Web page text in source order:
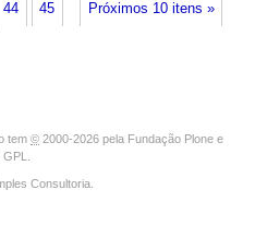
Próximos 10 itens »
44 45
tem © 2000-2026 pela Fundação Plone e
Consultoria